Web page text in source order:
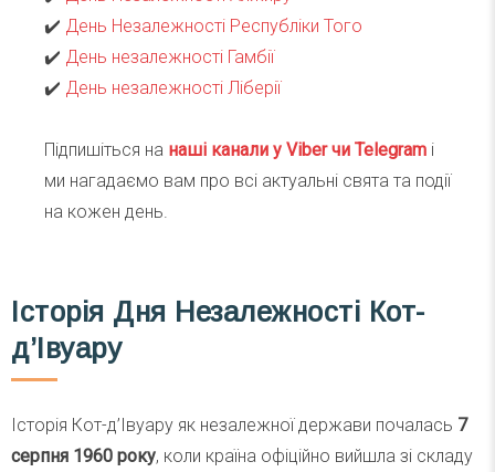
✔️ День Незалежності Республіки Того
✔️ День незалежності Гамбії
✔️ День незалежності Ліберії
Підпишіться на наші канали у Viber чи Telegram і
ми нагадаємо вам про всі актуальні свята та події
на кожен день.
Історія Дня Незалежності Кот-
д’Івуару
Історія Кот-д’Івуару як незалежної держави почалась 7
серпня 1960 року, коли країна офіційно вийшла зі складу